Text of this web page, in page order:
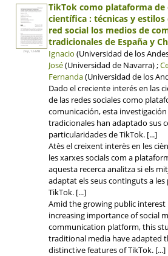
24 p, 1.6 MB
TikTok como plataforma de
científica : técnicas y
red social los medios de
tradicionales de España y
Ignacio (Universidad de los
José(Universidad de Navarra) ;
Fernanda(Universidad de los
Dado el creciente interés en las
de las redes sociales como
comunicación, esta
tradicionales han adaptado sus
particularidades de TikTok. [...]
Atès el creixent interès en les
les xarxes socials com a
aquesta recerca analitza si els
adaptat els seus continguts a
TikTok. [...]
Amid the growing public interest
increasing importance of social
communication platform, this
traditional media have adapted
distinctive features of TikTok. [...]